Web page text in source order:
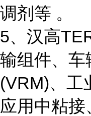
调剂等 。
5、汉高
输组件、车
(VRM)、工
应用中粘